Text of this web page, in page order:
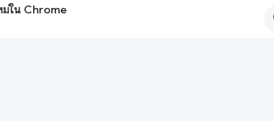
ม่ใน Chrome